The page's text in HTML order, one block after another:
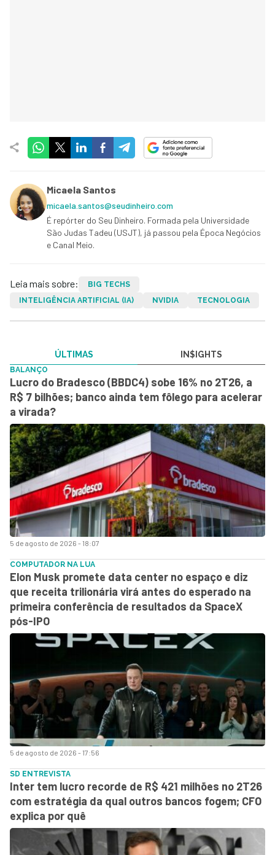
Micaela Santos
micaela.santos@seudinheiro.com
É repórter do Seu Dinheiro. Formada pela Universidade
São Judas Tadeu (USJT), já passou pela Época Negócios
e Canal Meio.
Leia mais sobre:
BIG TECHS
INTELIGÊNCIA ARTIFICIAL (IA)
NVIDIA TECNOLOGIA
ÚLTIMAS IN$IGHTS
5 de agosto de 2026 - 18:07
BALANÇO
Lucro do Bradesco (BBDC4) sobe 16% no 2T26, a
R$ 7 bilhões; banco ainda tem fôlego para acelerar
a virada?
5 de agosto de 2026 - 17:56
COMPUTADOR NA LUA
Elon Musk promete data center no espaço e diz
que receita trilionária virá antes do esperado na
primeira conferência de resultados da SpaceX
pós-IPO
SD ENTREVISTA
Inter tem lucro recorde de R$ 421 milhões no 2T26
com estratégia da qual outros bancos fogem; CFO
explica por quê